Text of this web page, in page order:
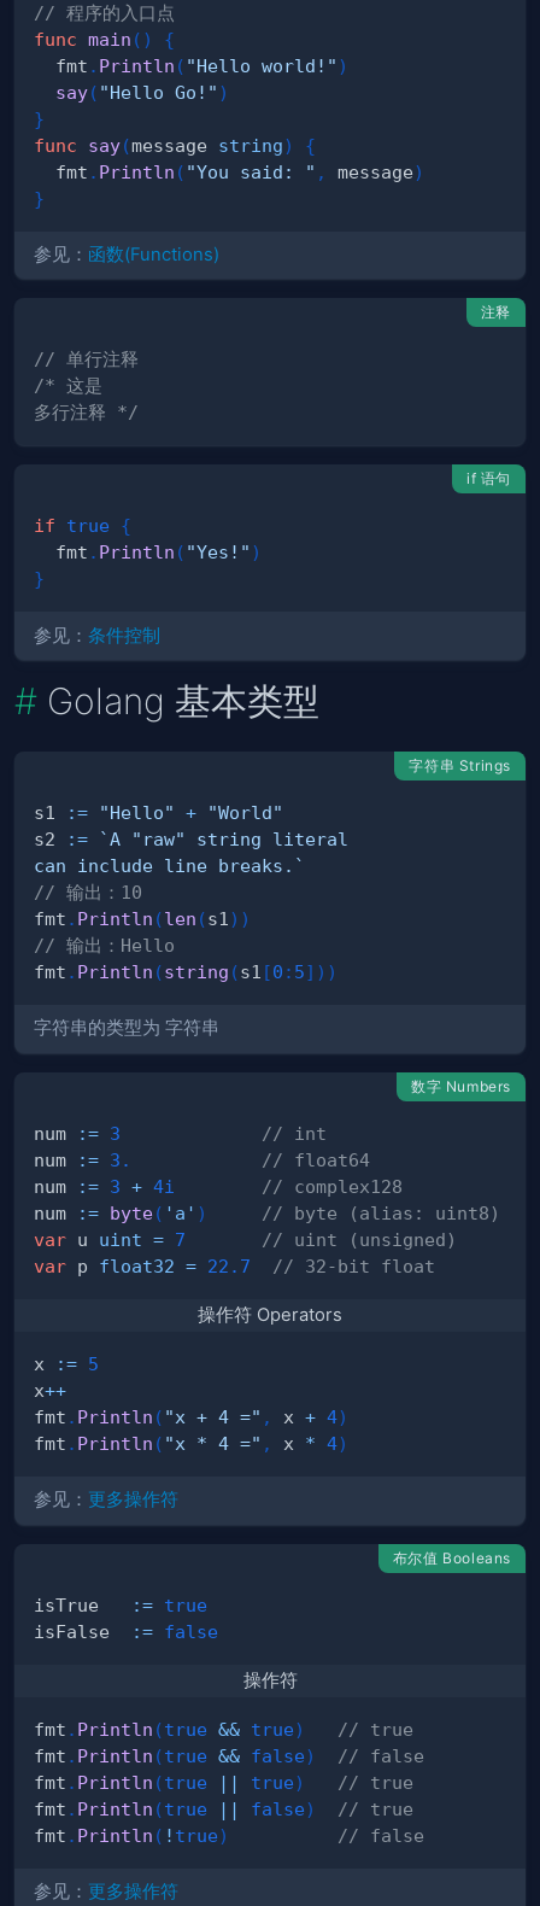
// 程序的入口点
func main ( )
{
  fmt
. Println ( "Hello world!" )
say( "Hello Go!" )
}
func
say(message string)
{
  fmt
. Println ( "You said: " , message)
}
参见： 函数(Functions)
注释
// 单行注释
多行注释 */
if 语句
if true
{
  fmt
. Println ( "Yes!" )
}
参见： 条件控制
Golang 基本类型
字符串 Strings
s1 := "Hello" +
"World"
s2
:=
can include line breaks.`
// 输出：10
fmt . Println (len (s1 ) )
// 输出：Hello
fmt . Println (string (s1 [0 : 5] ) )
字符串的类型为 字符串
数字 Numbers
num := 3
// int
num
:= 3.
// float64
num
:= 3 + 4i
// complex128
num
:= byte( 'a' )
// byte (alias: uint8)
var u uint = 7
// uint (unsigned)
var p float32 = 22.7 // 32-bit float
操作符 Operators
x := 5
x++
fmt . Println ( "x + 4 =" , x + 4)
fmt . Println ( "x * 4 =" , x * 4)
参见： 更多操作符
布尔值 Booleans
isTrue := true
isFalse
:= false
操作符
fmt . Println (true && true)
// true
fmt . Println (true && false)
// false
fmt . Println (true || true)
// true
fmt . Println (true || false)
// true
fmt . Println ( ! true) // false
参见： 更多操作符